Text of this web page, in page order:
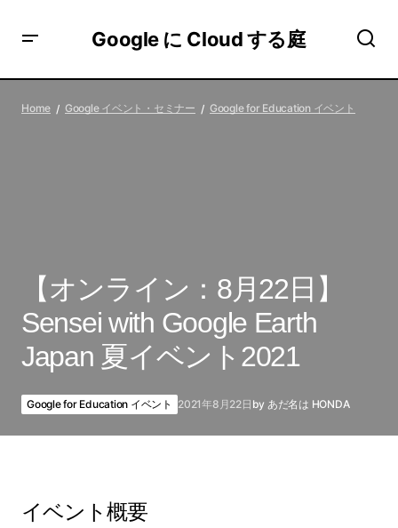
Google に Cloud する庭
夏イベント2021
Home Google イベント・セミナー Google for Education イベント
【オンライン：8月22日】
Sensei with Google Earth
Japan 夏イベント2021
Google for Education イベント 2021年8月22日 by あだ名は HONDA
イベント概要